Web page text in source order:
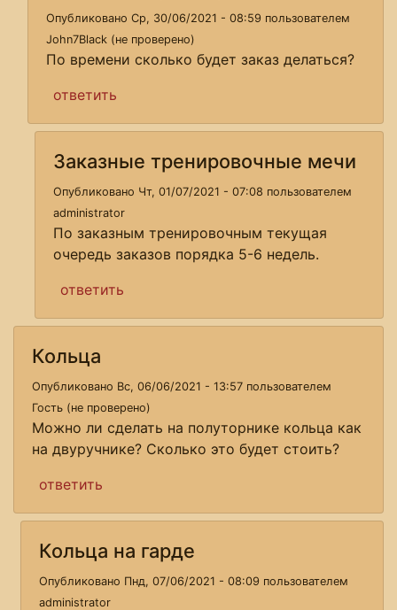
Опубликовано Ср, 30/06/2021 - 08:59 пользователем
John7Black (не проверено)
По времени сколько будет заказ делаться?
ответить
Заказные тренировочные мечи
Опубликовано Чт, 01/07/2021 - 07:08 пользователем
administrator
По заказным тренировочным текущая
очередь заказов порядка 5-6 недель.
ответить
Кольца
Опубликовано Вс, 06/06/2021 - 13:57 пользователем
Гость (не проверено)
Можно ли сделать на полуторнике кольца как
на двуручнике? Сколько это будет стоить?
ответить
Кольца на гарде
Опубликовано Пнд, 07/06/2021 - 08:09 пользователем
administrator